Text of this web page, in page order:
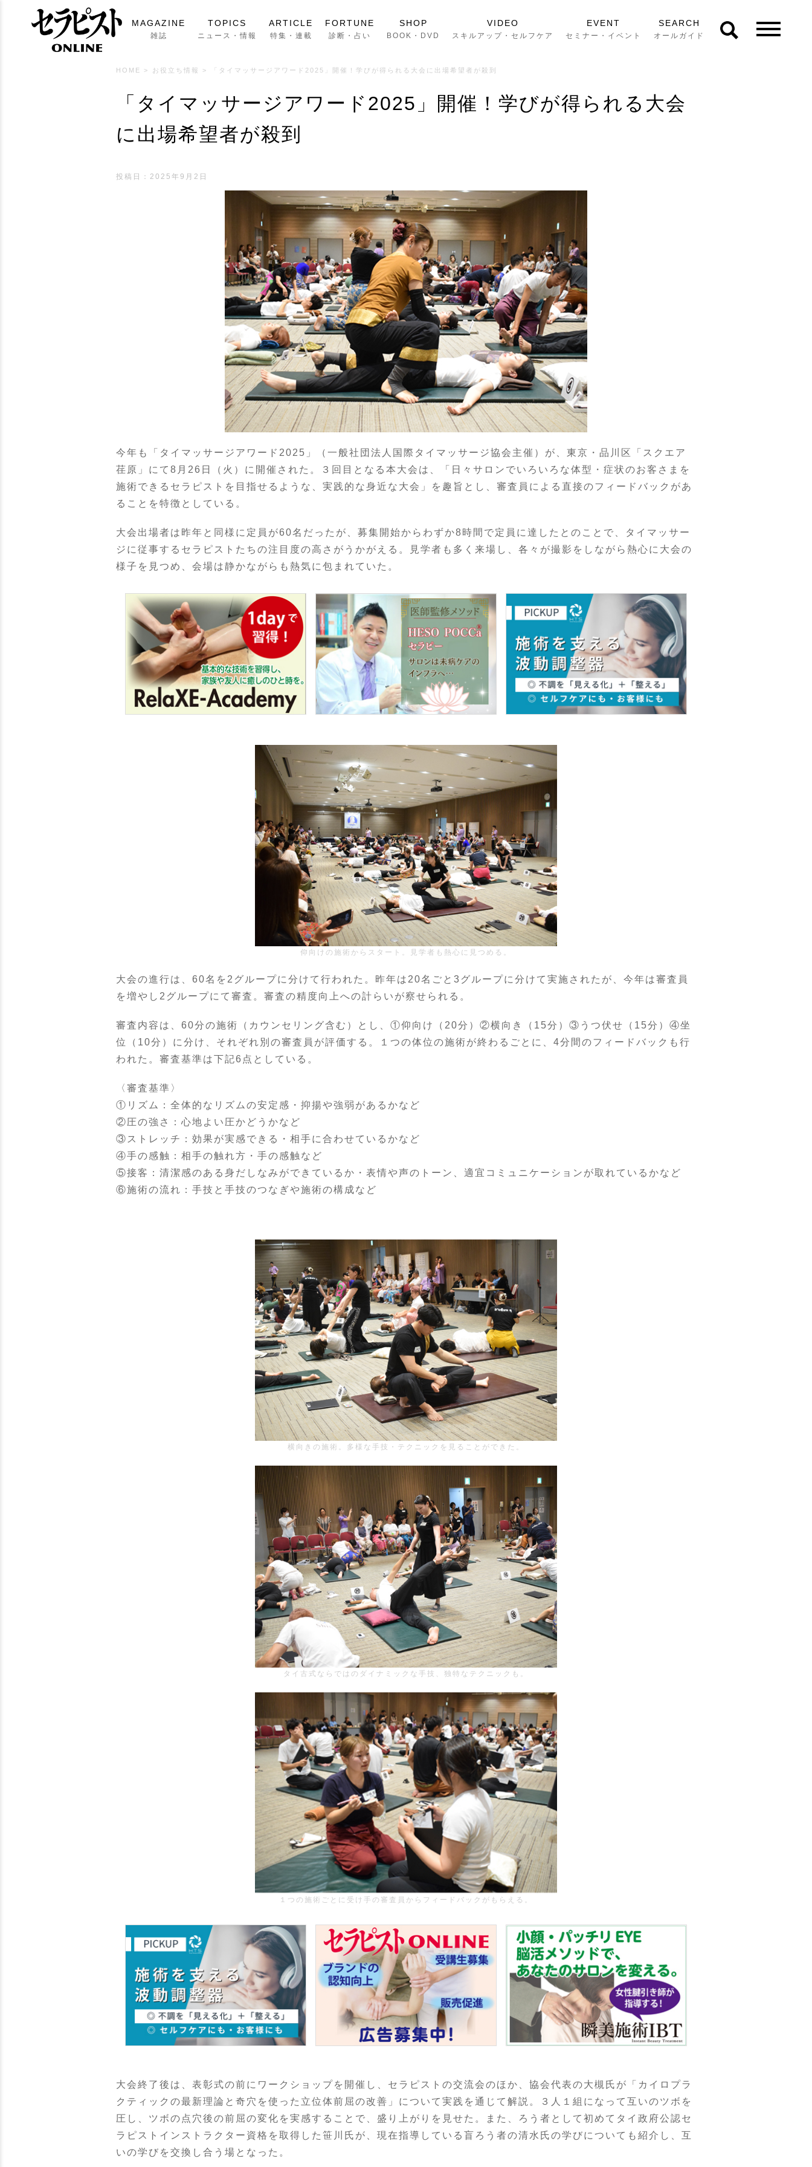
MAGAZINE
雑誌
TOPICS
ニュース・情報
ARTICLE
特集・連載
FORTUNE
診断・占い
SHOP
BOOK・DVD
VIDEO
スキルアップ・セルフケア
EVENT
セミナー・イベント
SEARCH
オールガイド
HOME > お役立ち情報 > 「タイマッサージアワード2025」開催！学びが得られる大会に出場希望者が殺到
「タイマッサージアワード2025」開催！学びが得られる大会
に出場希望者が殺到
投稿日： 2025年9月2日
今年も「タイマッサージアワード2025」（一般社団法人国際タイマッサージ協会主催）が、東京・品川区「スクエア
荏原」にて8月26日（火）に開催された。３回目となる本大会は、「日々サロンでいろいろな体型・症状のお客さまを
施術できるセラピストを目指せるような、実践的な身近な大会」を趣旨とし、審査員による直接のフィードバックがあ
ることを特徴としている。
大会出場者は昨年と同様に定員が60名だったが、募集開始からわずか8時間で定員に達したとのことで、タイマッサー
ジに従事するセラピストたちの注目度の高さがうかがえる。見学者も多く来場し、各々が撮影をしながら熱心に大会の
様子を見つめ、会場は静かながらも熱気に包まれていた。
仰向けの施術からスタート。見学者も熱心に見つめる。
大会の進行は、60名を2グループに分けて行われた。昨年は20名ごと3グループに分けて実施されたが、今年は審査員
を増やし2グループにて審査。審査の精度向上への計らいが察せられる。
審査内容は、60分の施術（カウンセリング含む）とし、①仰向け（20分）②横向き（15分）③うつ伏せ（15分）④坐
位（10分）に分け、それぞれ別の審査員が評価する。１つの体位の施術が終わるごとに、4分間のフィードバックも行
われた。審査基準は下記6点としている。
〈審査基準〉
①リズム：全体的なリズムの安定感・抑揚や強弱があるかなど
②圧の強さ：心地よい圧かどうかなど
③ストレッチ：効果が実感できる・相手に合わせているかなど
④手の感触：相手の触れ方・手の感触など
⑤接客：清潔感のある⾝だしなみができているか・表情や声のトーン、適宜コミュニケーションが取れているかなど
⑥施術の流れ：⼿技と⼿技のつなぎや施術の構成など
横向きの施術。多様な手技・テクニックを見ることができた。
タイ古式ならではのダイナミックな手技、独特なテクニックも。
１つの施術ごとに受け手の審査員からフィードバックがもらえる。
大会終了後は、表彰式の前にワークショップを開催し、セラピストの交流会のほか、協会代表の大槻氏が「カイロプラ
クティックの最新理論と奇穴を使った立位体前屈の改善」について実践を通じて解説。３人１組になって互いのツボを
圧し、ツボの点穴後の前屈の変化を実感することで、盛り上がりを見せた。また、ろう者として初めてタイ政府公認セ
ラピストインストラクター資格を取得した笹川氏が、現在指導している盲ろう者の清水氏の学びについても紹介し、互
いの学びを交換し合う場となった。